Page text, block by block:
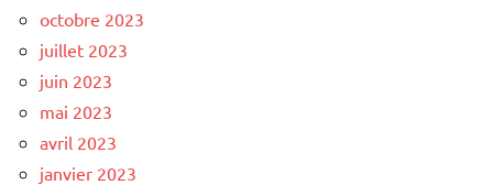
octobre 2023
juillet 2023
juin 2023
mai 2023
avril 2023
janvier 2023